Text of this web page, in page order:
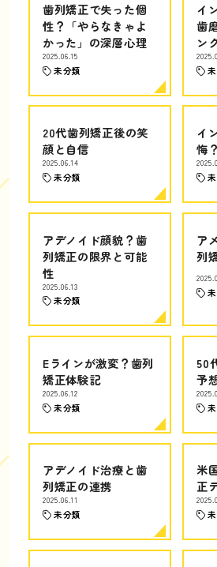
歯列矯正で失った個
性？「やらなきゃよ
かった」の深層心理
2025.06.15
未分類
イ
歯
ン
20代歯列矯正後の笑
顔と自信
2025.06.14
未分類
イ
悔
アデノイド顔貌？歯
列矯正の限界と可能
性
2025.06.13
未分類
ア
列
Eラインが激変？歯列
矯正体験記
2025.06.12
未分類
50
予
アデノイド治療と歯
列矯正の連携
2025.06.11
未分類
米
正